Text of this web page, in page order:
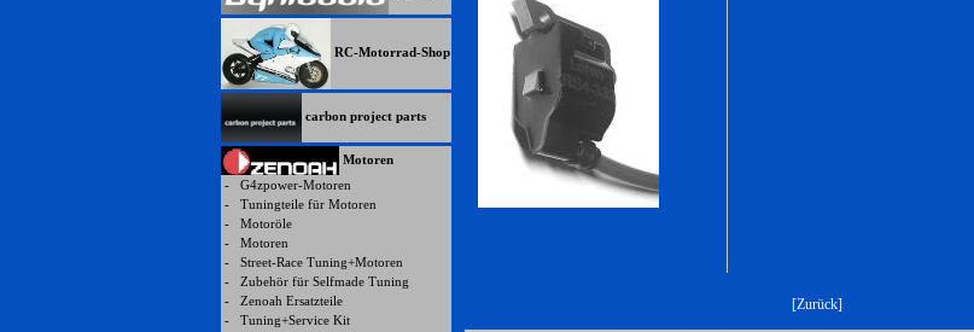
RC-Motorrad-Shop
carbon project parts
Motoren
- G4zpower-Motoren
- Tuningteile für Motoren
- Motoröle
- Motoren
- Street-Race Tuning+Motoren
- Zubehör für Selfmade Tuning
- Zenoah Ersatzteile
- Tuning+Service Kit
[Zurück]